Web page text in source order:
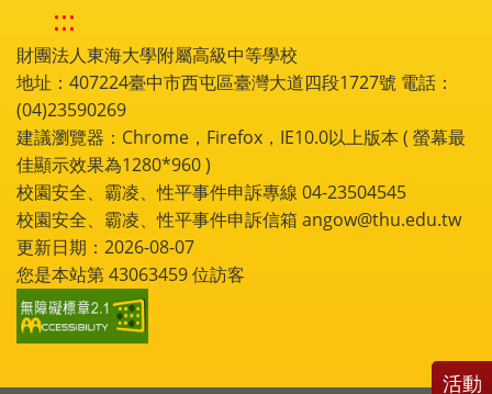
:::
財團法人東海大學附屬高級中等學校
地址：407224臺中市西屯區臺灣大道四段1727號 電話：
(04)23590269
建議瀏覽器：Chrome，Firefox，IE10.0以上版本 ( 螢幕最
佳顯示效果為1280*960 )
校園安全、霸凌、性平事件申訴專線 04-23504545
校園安全、霸凌、性平事件申訴信箱 angow@thu.edu.tw
更新日期：2026-08-07
您是本站第43063459位訪客
活動